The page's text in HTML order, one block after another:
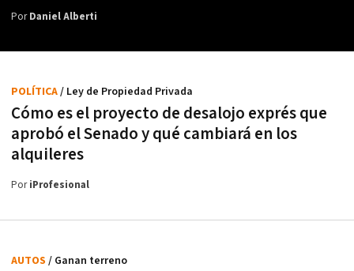
PorDaniel Alberti
Cómo es el proyecto de desalojo exprés que
aprobó el Senado y qué cambiará en los
alquileres
POLÍTICA/ Ley de Propiedad Privada
PoriProfesional
AUTOS / Ganan terreno